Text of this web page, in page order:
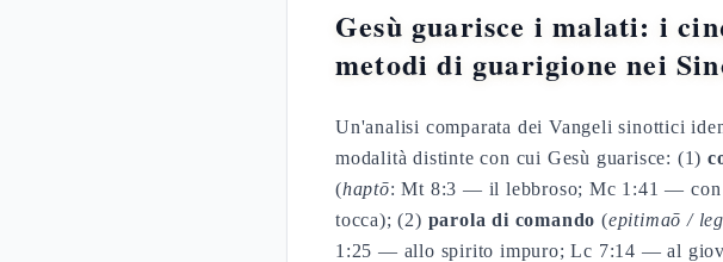
Gesù guarisce i malati: i
metodi di guarigione nei
Un'analisi comparata dei Vangeli sinottici
modalità distinte con cui Gesù guarisce: (1)
(haptō: Mt 8:3 — il lebbroso; Mc 1:41 — con
tocca); (2) parola di comando (epitimaō /
1:25 — allo spirito impuro; Lc 7:14 — al